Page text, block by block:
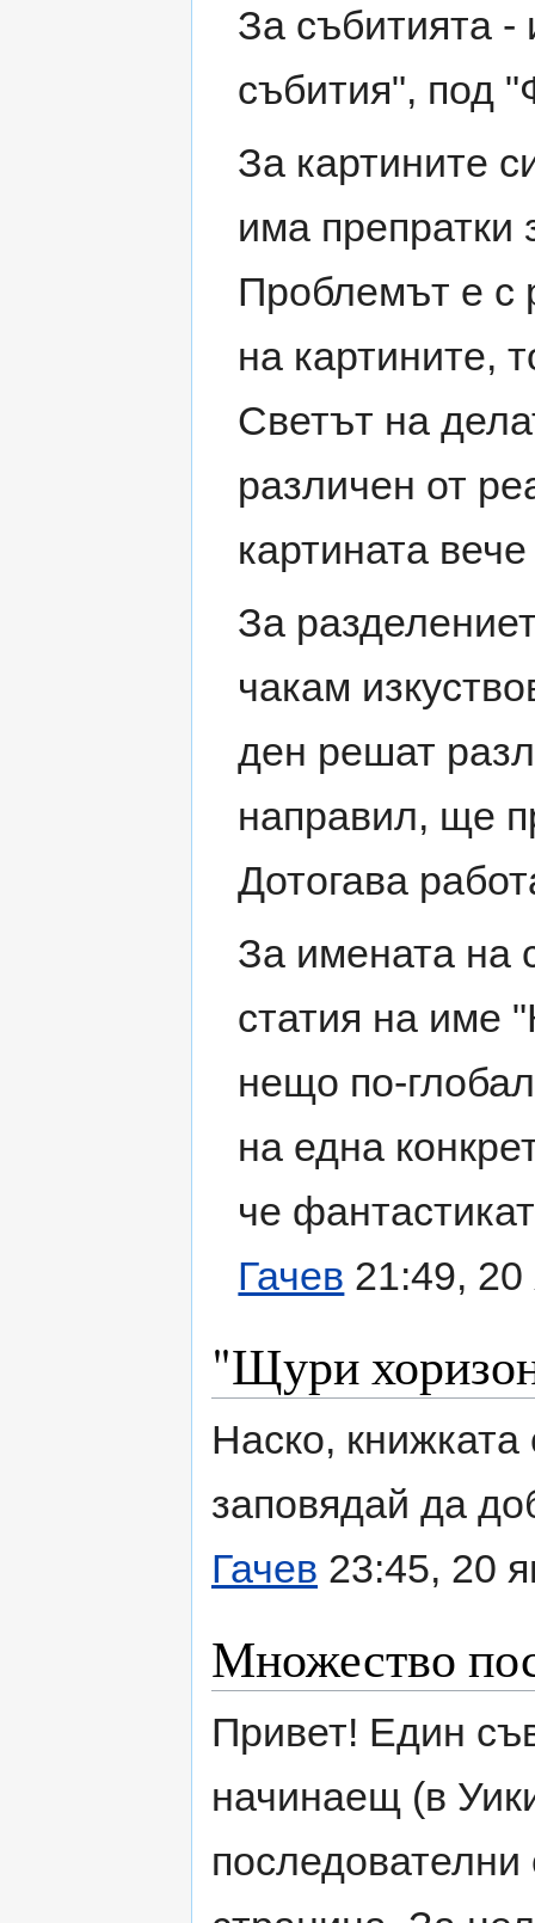
За събитията -
събития", под
За картините
има препратки
Проблемът е с
на картините,
Светът на
различен от
картината
За
чакам
ден решат
направил, ще
Дотогава
За имената на
статия на име
нещо по-
на една
че
Гачев 21:49,
"Щури
Наско,
заповядай да
Гачев 23:45, 20
Множество
Привет! Един
начинаещ (в